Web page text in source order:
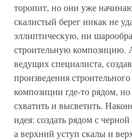
торопит, но они уже
скалистый берег никак не
эллиптическую, ни
строительную композицию.
ведущих специалиста,
произведения
композиции где-то рядом, но
схватить и высветить.
идея: создать рядом с
а верхний уступ скалы и